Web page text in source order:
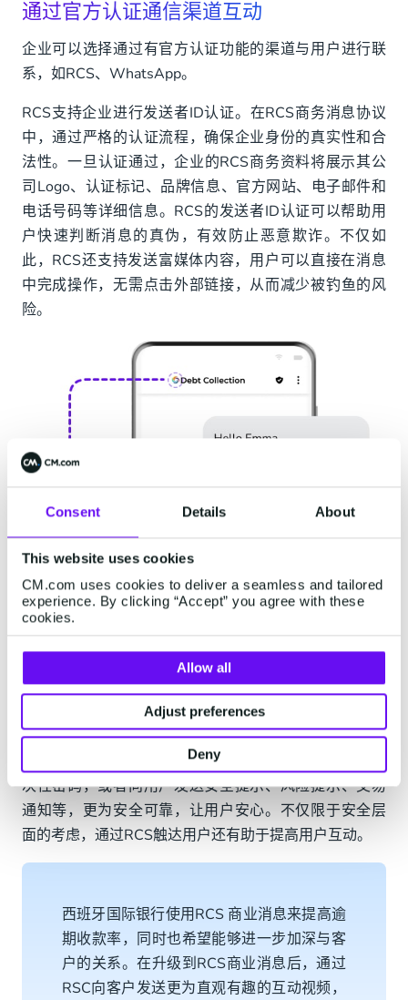
Consent Details About
This website uses cookies
CM.com uses cookies to deliver a seamless and tailored
experience. By clicking “Accept” you agree with these
cookies.
Allow all
Adjust preferences
Deny
通过官方认证通信渠道互动
企业可以选择通过有官方认证功能的渠道与用户进行联
系，如RCS、WhatsApp。
RCS支持企业进行发送者ID认证。在RCS商务消息协议
中，通过严格的认证流程，确保企业身份的真实性和合
法性。一旦认证通过，企业的RCS商务资料将展示其公
司Logo、认证标记、品牌信息、官方网站、电子邮件和
电话号码等详细信息。RCS的发送者ID认证可以帮助用
户快速判断消息的真伪，有效防止恶意欺诈。不仅如
此，RCS还支持发送富媒体内容，用户可以直接在消息
中完成操作，无需点击外部链接，从而减少被钓鱼的风
险。
企业可以使用认证过的发送者ID通过RCS向用户发送一
次性密码，或者向用户发送安全提示、风险提示、交易
通知等，更为安全可靠，让用户安心。不仅限于安全层
面的考虑，通过RCS触达用户还有助于提高用户互动。
西班牙国际银行使用RCS 商业消息来提高逾
期收款率，同时也希望能够进一步加深与客
户的关系。在升级到RCS商业消息后，通过
RSC向客户发送更为直观有趣的互动视频，